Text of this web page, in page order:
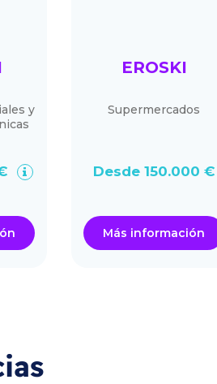
y
EROSKI
Supermercados
Desde 150.000 €
Más información